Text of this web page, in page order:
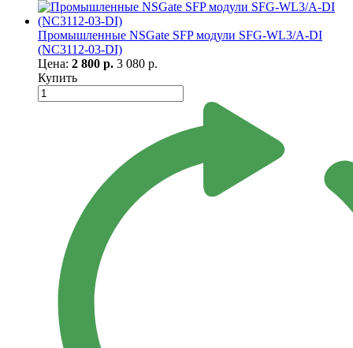
Промышленные NSGate SFP модули SFG-WL3/A-DI
(NC3112-03-DI)
Цена: 2 800 р. 3 080 р.
Купить